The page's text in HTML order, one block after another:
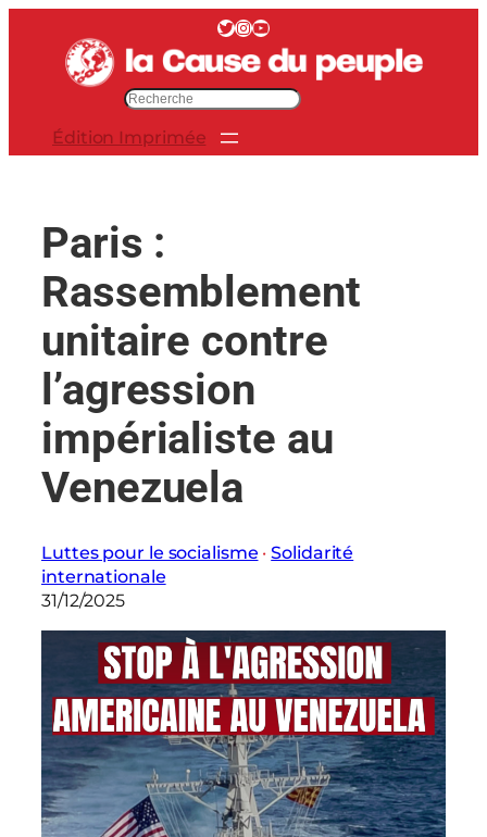
contenu
Twitter InstagramYouTube
e
r
Édition Imprimée
Paris :
Rassemblement
unitaire contre
l’agression
impérialiste au
Venezuela
Luttes pour le socialisme · Solidarité
internationale
31/12/2025